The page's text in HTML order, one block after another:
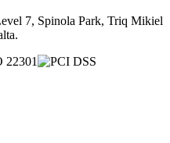
7, Spinola Park, Triq Mikiel